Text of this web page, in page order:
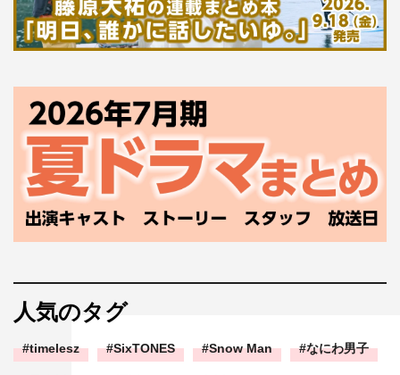
人気のタグ
timelesz SixTONES Snow Man なにわ男子